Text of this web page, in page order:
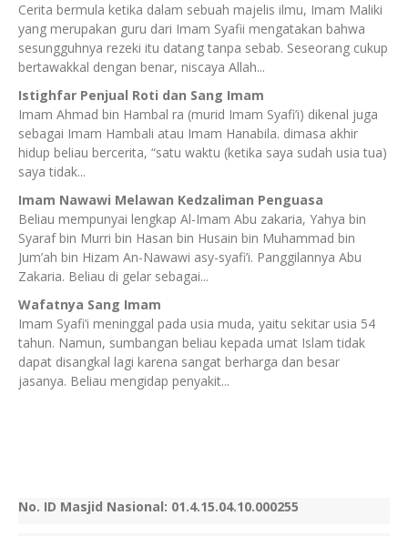
Cerita bermula ketika dalam sebuah majelis ilmu, Imam Maliki
yang merupakan guru dari Imam Syafii mengatakan bahwa
sesungguhnya rezeki itu datang tanpa sebab. Seseorang cukup
bertawakkal dengan benar, niscaya Allah...
Istighfar Penjual Roti dan Sang Imam
Imam Ahmad bin Hambal ra (murid Imam Syafi’i) dikenal juga
sebagai Imam Hambali atau Imam Hanabila. dimasa akhir
hidup beliau bercerita, “satu waktu (ketika saya sudah usia tua)
saya tidak...
Imam Nawawi Melawan Kedzaliman Penguasa
Beliau mempunyai lengkap Al-Imam Abu zakaria, Yahya bin
Syaraf bin Murri bin Hasan bin Husain bin Muhammad bin
Jum’ah bin Hizam An-Nawawi asy-syafi’i. Panggilannya Abu
Zakaria. Beliau di gelar sebagai...
Wafatnya Sang Imam
Imam Syafi’i meninggal pada usia muda, yaitu sekitar usia 54
tahun. Namun, sumbangan beliau kepada umat Islam tidak
dapat disangkal lagi karena sangat berharga dan besar
jasanya. Beliau mengidap penyakit...
No. ID Masjid Nasional: 01.4.15.04.10.000255